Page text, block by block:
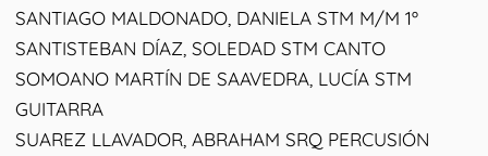
SANTIAGO MALDONADO, DANIELA STM M/M 1º
SANTISTEBAN DÍAZ, SOLEDAD STM CANTO
SOMOANO MARTÍN DE SAAVEDRA, LUCÍA STM
GUITARRA
SUAREZ LLAVADOR, ABRAHAM SRQ PERCUSIÓN